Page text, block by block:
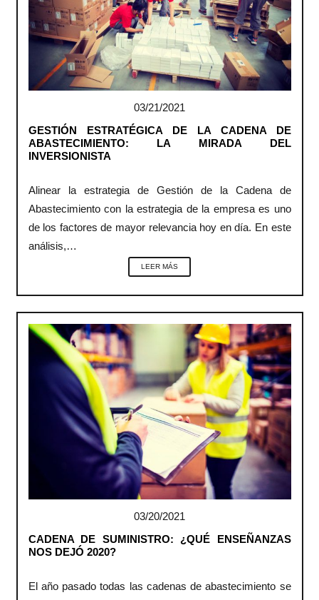
03/21/2021
GESTIÓN ESTRATÉGICA DE LA CADENA DE
ABASTECIMIENTO: LA MIRADA DEL
INVERSIONISTA
Alinear la estrategia de Gestión de la Cadena de
Abastecimiento con la estrategia de la empresa es uno
de los factores de mayor relevancia hoy en día. En este
análisis,…
LEER MÁS
03/20/2021
CADENA DE SUMINISTRO: ¿QUÉ ENSEÑANZAS
NOS DEJÓ 2020?
El año pasado todas las cadenas de abastecimiento se